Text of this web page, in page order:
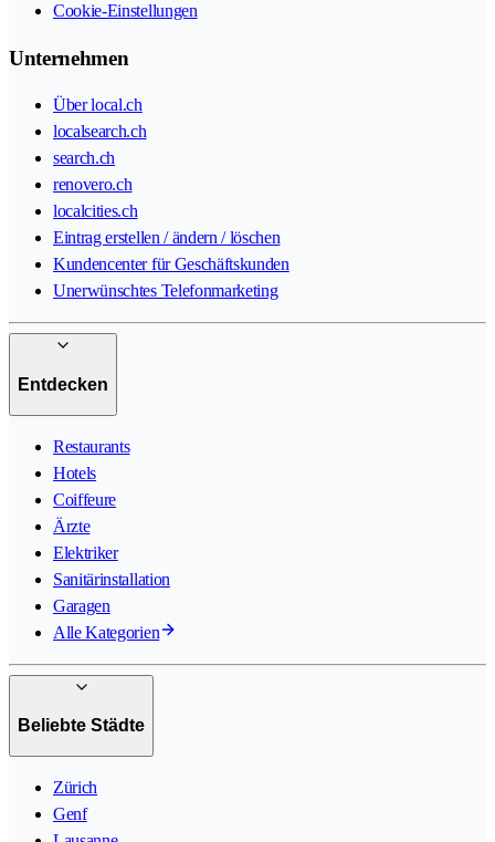
Cookie-Einstellungen
Unternehmen
Über local.ch
localsearch.ch
search.ch
renovero.ch
localcities.ch
Eintrag erstellen / ändern / löschen
Kundencenter für Geschäftskunden
Unerwünschtes Telefonmarketing
Entdecken
Restaurants
Hotels
Coiffeure
Ärzte
Elektriker
Sanitärinstallation
Garagen
Alle Kategorien
Beliebte Städte
Zürich
Genf